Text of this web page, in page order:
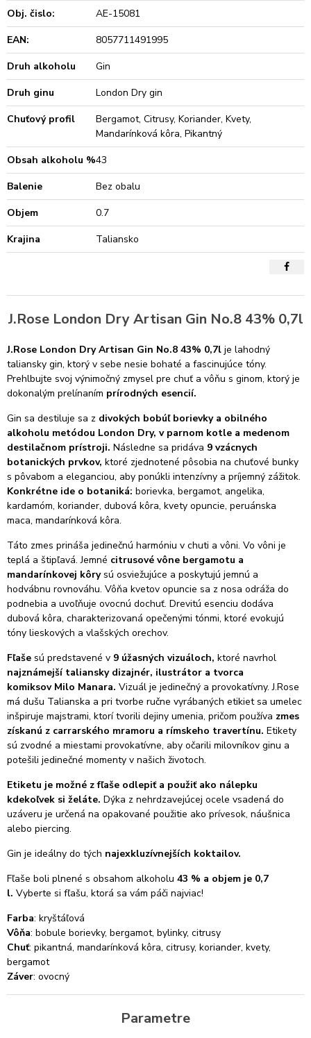
Obj. čislo:
AE-15081
EAN:
8057711491995
Druh alkoholu
Gin
Druh ginu
London Dry gin
Chuťový profil
Bergamot, Citrusy, Koriander, Kvety,
Mandarínková kôra, Pikantný
Obsah alkoholu %43
Balenie
Bez obalu
Objem
0.7
Krajina
Taliansko
J.Rose London Dry Artisan Gin No.8 43% 0,7l
J.Rose London Dry Artisan Gin No.8 43% 0,7l je lahodný
taliansky gin, ktorý v sebe nesie bohaté a fascinujúce tóny.
Prehlbujte svoj výnimočný zmysel pre chuť a vôňu s ginom, ktorý je
dokonalým prelínaním prírodných esencií.
Gin sa destiluje sa z divokých bobúľ borievky a obilného
alkoholu metódou London Dry, v parnom kotle a medenom
destilačnom prístroji. Následne sa pridáva 9 vzácnych
botanických prvkov, ktoré zjednotené pôsobia na chuťové bunky
s pôvabom a eleganciou, aby ponúkli intenzívny a príjemný zážitok.
Konkrétne ide o botaniká: borievka, bergamot, angelika,
kardamóm, koriander, dubová kôra, kvety opuncie, peruánska
maca, mandarínková kôra.
Táto zmes prináša jedinečnú harmóniu v chuti a vôni. Vo vôni je
teplá a štipľavá. Jemné citrusové vône bergamotu a
mandarínkovej kôrysú osviežujúce a poskytujú jemnú a
hodvábnu rovnováhu. Vôňa kvetov opuncie sa z nosa odráža do
podnebia a uvoľňuje ovocnú dochuť. Drevitú esenciu dodáva
dubová kôra, charakterizovaná opečenými tónmi, ktoré evokujú
tóny lieskových a vlašských orechov.
Fľaše sú predstavené v 9 úžasných vizuáloch, ktoré navrhol
najznámejší taliansky dizajnér, ilustrátor a tvorca
komiksov Milo Manara. Vizuál je jedinečný a provokatívny. J.Rose
má dušu Talianska a pri tvorbe ručne vyrábaných etikiet sa umelec
inšpiruje majstrami, ktorí tvorili dejiny umenia, pričom používa zmes
získanú z carrarského mramoru a rímskeho travertínu. Etikety
sú zvodné a miestami provokatívne, aby očarili milovníkov ginu a
potešili jedinečné momenty v našich životoch.
Etiketu je možné z fľaše odlepiť a použiť ako nálepku
kdekoľvek si želáte. Dýka z nehrdzavejúcej ocele vsadená do
uzáveru je určená na opakované použitie ako prívesok, náušnica
alebo piercing.
Gin je ideálny do tých najexkluzívnejších koktailov.
Fľaše boli plnené s obsahom alkoholu 43 % a objem je 0,7
l. Vyberte si fľašu, ktorá sa vám páči najviac!
Farba: kryštáľová
Vôňa: bobule borievky, bergamot, bylinky, citrusy
Chuť: pikantná, mandarínková kôra, citrusy, koriander, kvety,
bergamot
Záver: ovocný
Parametre